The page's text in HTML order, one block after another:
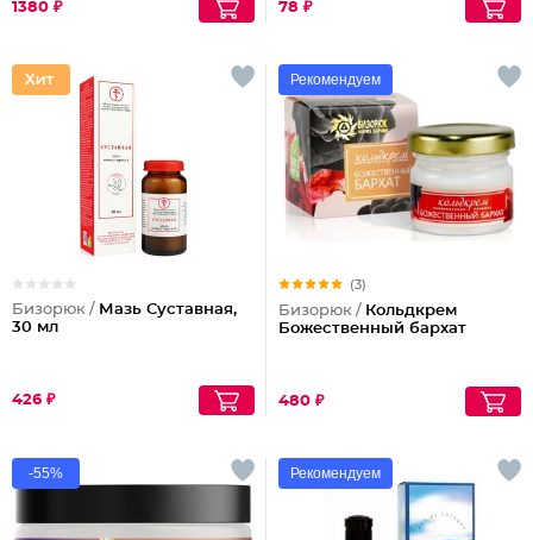
1380 ₽ 78 ₽
Бизорюк / Мазь Суставная,
30 мл
426 ₽
Рекомендуем
(3)
Бизорюк / Кольдкрем
Божественный бархат
480 ₽
-55% Рекомендуем